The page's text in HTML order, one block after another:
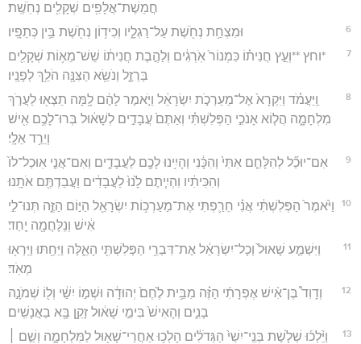
חֲמֵשֶׁת־אֲלָפִ֥ים שְׁקָלִ֖ים נְחֹֽשֶֽׁת׃
6 וּמִצְחַ֥ת נְחֹ֖שֶׁת עַל־רַגְלָ֑יו וְכִיד֥וֹן נְחֹ֖שֶׁת בֵּ֥ין כְּתֵפָֽיו׃
7
*וחץ **וְעֵ֣ץ חֲנִית֗וֹ כִּמְנוֹר֙ אֹֽרְגִ֔ים וְלַהֶ֣בֶת חֲנִית֔וֹ שֵׁשׁ־מֵא֥וֹת שְׁקָלִ֖ים
בַּרְזֶ֑ל וְנֹשֵׂ֥א הַצִּנָּ֖ה הֹלֵ֥ךְ לְפָנָֽיו׃
8
וַֽיַּעֲמֹ֗ד וַיִּקְרָא֙ אֶל־מַעַרְכֹ֣ת יִשְׂרָאֵ֔ל וַיֹּ֣אמֶר לָהֶ֔ם לָ֥מָּה תֵצְא֖וּ לַעֲרֹ֣ךְ
מִלְחָמָ֑ה הֲל֧וֹא אָנֹכִ֣י הַפְּלִשְׁתִּ֗י וְאַתֶּם֙ עֲבָדִ֣ים לְשָׁא֔וּל בְּרוּ־לָכֶ֥ם אִ֖ישׁ
וְיֵרֵ֥ד אֵלָֽי׃
9
אִם־יוּכַ֞ל לְהִלָּחֵ֤ם אִתִּי֙ וְהִכָּ֔נִי וְהָיִ֥ינוּ לָכֶ֖ם לַעֲבָדִ֑ים וְאִם־אֲנִ֤י אֽוּכַל־לוֹ֙
וְהִכִּיתִ֔יו וִהְיִ֤יתֶם לָ֙נוּ֙ לַעֲבָדִ֔ים וַעֲבַדְתֶּ֖ם אֹתָֽנוּ׃
10
וַיֹּ֙אמֶר֙ הַפְּלִשְׁתִּ֔י אֲנִ֗י חֵרַ֛פְתִּי אֶת־מַעַרְכ֥וֹת יִשְׂרָאֵ֖ל הַיּ֣וֹם הַזֶּ֑ה תְּנוּ־לִ֣י
אִ֔ישׁ וְנִֽלָּחֲמָ֖ה יָֽחַד׃
11
וַיִּשְׁמַ֤ע שָׁאוּל֙ וְכָל־יִשְׂרָאֵ֔ל אֶת־דִּבְרֵ֥י הַפְּלִשְׁתִּ֖י הָאֵ֑לֶּה וַיֵּחַ֥תּוּ וַיִּֽרְא֖וּ
מְאֹֽד׃
12
וְדָוִד֩ בֶּן־אִ֨ישׁ אֶפְרָתִ֜י הַזֶּ֗ה מִבֵּ֥ית לֶ֙חֶם֙ יְהוּדָ֔ה וּשְׁמ֣וֹ יִשַׁ֔י וְל֖וֹ שְׁמֹנָ֣ה
בָנִ֑ים וְהָאִישׁ֙ בִּימֵ֣י שָׁא֔וּל זָקֵ֖ן בָּ֥א בַאֲנָשִֽׁים׃
13
וַיֵּ֨לְכ֜וּ שְׁלֹ֤שֶׁת בְּנֵֽי־יִשַׁי֙ הַגְּדֹלִ֔ים הָלְכ֥וּ אַחֲרֵי־שָׁא֖וּל לַמִּלְחָמָ֑ה וְשֵׁ֣ם ׀